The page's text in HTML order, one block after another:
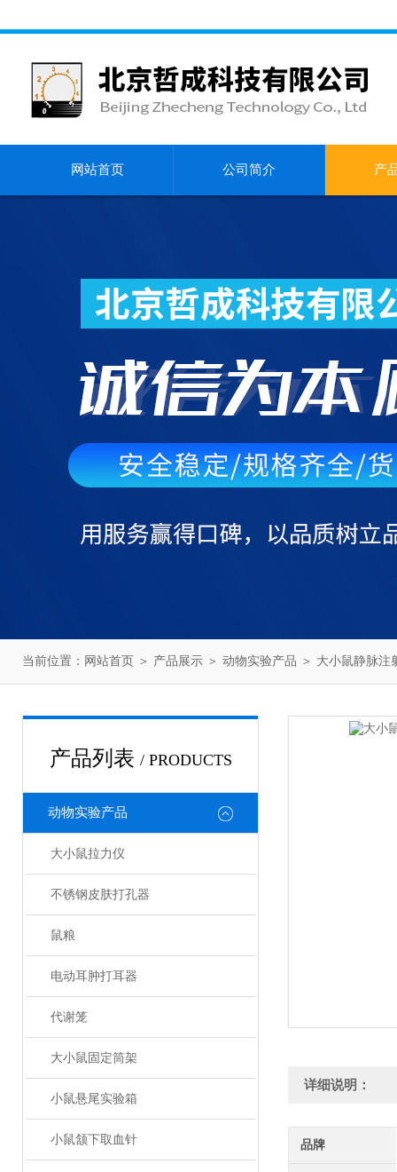
网站首页 公司简介 产
当前位置： 网站首页 ＞ 产品展示 ＞ 动物实验产品 ＞ 大小鼠静脉注
产品列表 / PRODUCTS
动物实验产品
大小鼠拉力仪
不锈钢皮肤打孔器
鼠粮
电动耳肿打耳器
代谢笼
大小鼠固定筒架
小鼠悬尾实验箱
小鼠颔下取血针
详细说明：
品牌